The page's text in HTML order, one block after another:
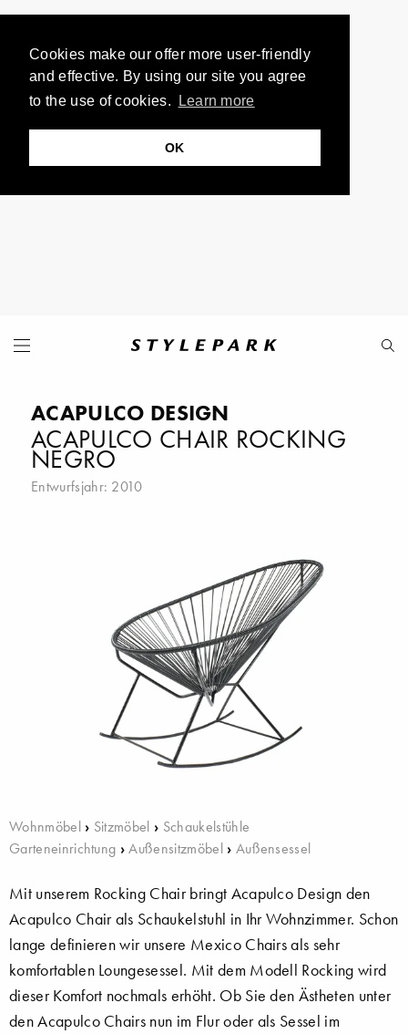
Cookies make our offer more user-friendly
and effective. By using our site you agree
to the use of cookies.
Learn more
OK
ACAPULCO DESIGN
ACAPULCO CHAIR ROCKING
NEGRO
Entwurfsjahr: 2010
Wohnmöbel› Sitzmöbel › Schaukelstühle
Garteneinrichtung ›Außensitzmöbel› Außensessel
Mit unserem Rocking Chair bringt Acapulco Design den
Acapulco Chair als Schaukelstuhl in Ihr Wohnzimmer. Schon
lange definieren wir unsere Mexico Chairs als sehr
komfortablen Loungesessel. Mit dem Modell Rocking wird
dieser Komfort nochmals erhöht. Ob Sie den Ästheten unter
den Acapulco Chairs nun im Flur oder als Sessel im